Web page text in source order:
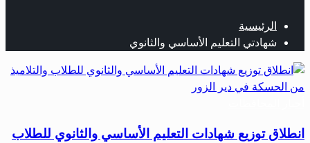
الرئيسية
شهادتي التعليم الأساسي والثانوي
انطلاق توزيع شهادات التعليم الأساسي والثانوي للطلاب